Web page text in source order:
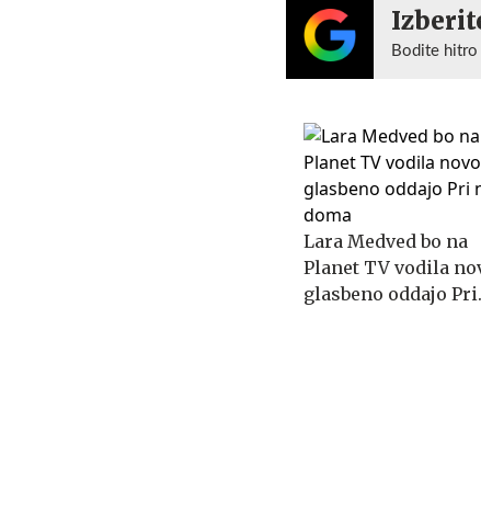
Bodite hitro
Lara Medved bo na
Planet TV vodila
glasbeno oddajo Pri